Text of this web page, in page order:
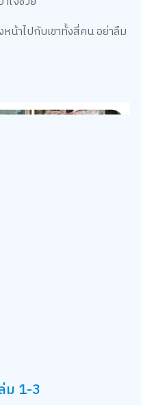
น้าไปกับเขาทั้งสี่คน อย่าลืม
1-3